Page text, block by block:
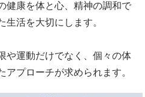
健康を体と心、精神の調和で
活を大切にします。
や運動だけでなく、個々の体
プローチが求められます。